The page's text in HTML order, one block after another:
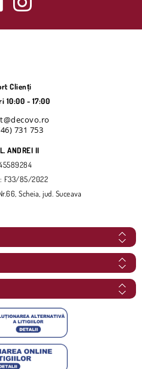
Clienți
10:00 - 17:00
731 753
ANDREI II
F33/85/2022
Scheia, jud. Suceava